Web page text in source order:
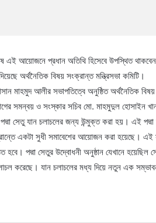
এই আয়োজনে প্রধান অতিথি হিসেবে উপস্থিত থাকবেন
অর্থনৈতিক বিষয় সংক্রান্ত মন্ত্রিসভা কমিটি।
মাহমুদ আলীর সভাপতিত্বে অনুষ্ঠিত অর্থনৈতিক বিষয়
সমন্বয় ও সংস্কার সচিব মো. মাহমুদুল হোসাইন
সেতু যান চলাচলের জন্য উন্মুক্ত করা হয়। এই পদ্মা
একটা সুধী সমাবেশের আয়োজন করা হয়েছে। এই
পদ্মা সেতুর উদ্বোধনী অনুষ্ঠান যেখানে হয়েছিল
করেছে। যান চলাচলের মধ্য দিয়ে নতুন এক